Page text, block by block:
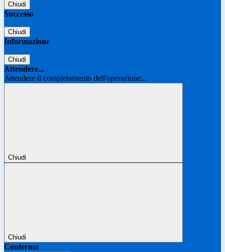
Chiudi
Successo
Chiudi
Informazione
Chiudi
Attendere...
Attendere il completamento dell'operazione...
Chiudi
Chiudi
Conferma